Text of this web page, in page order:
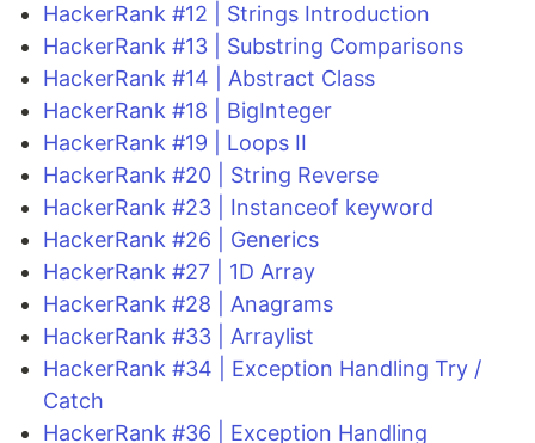
HackerRank #12 | Strings Introduction
HackerRank #13 | Substring Comparisons
HackerRank #14 | Abstract Class
HackerRank #18 | BigInteger
HackerRank #19 | Loops II
HackerRank #20 | String Reverse
HackerRank #23 | Instanceof keyword
HackerRank #26 | Generics
HackerRank #27 | 1D Array
HackerRank #28 | Anagrams
HackerRank #33 | Arraylist
HackerRank #34 | Exception Handling Try /
Catch
HackerRank #36 | Exception Handling